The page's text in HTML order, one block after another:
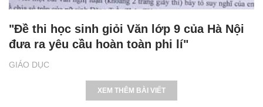
GIÁO DỤC
"Đề thi học sinh giỏi Văn lớp 9 của Hà Nội
đưa ra yêu cầu hoàn toàn phi lí"
XEM THÊM BÀI VIẾT